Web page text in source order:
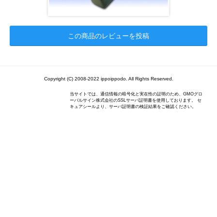
この商品のレビューを投稿
Copyright (C) 2008-2022 ippoippodo. All Rights Reserved.
当サイトでは、通信情報の暗号化と実在性の証明のため、GMOグロ
ーバルサイン株式会社のSSLサーバ証明書を使用しております。 セ
キュアシールより、サーバ証明書の検証結果をご確認ください。